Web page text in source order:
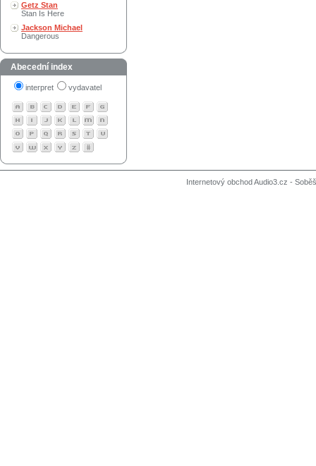
Getz Stan
Stan Is Here
Jackson Michael
Dangerous
Abecední index
interpret vydavatel
Internetový obchod Audio3.cz -